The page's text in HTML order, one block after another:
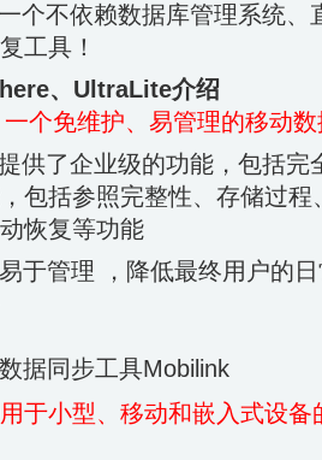
个不依赖数据库管理系统、
工具！
、UltraLite介绍
个免维护、易管理的移动
供了企业级的功能，包括完
包括参照完整性、存储过
恢复等功能
于管理 ，降低最终用户的
据同步工具Mobilink
于小型、移动和嵌入式设